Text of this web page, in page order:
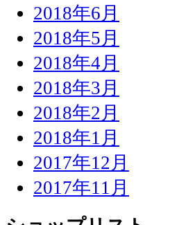
2018年6月
2018年5月
2018年4月
2018年3月
2018年2月
2018年1月
2017年12月
2017年11月